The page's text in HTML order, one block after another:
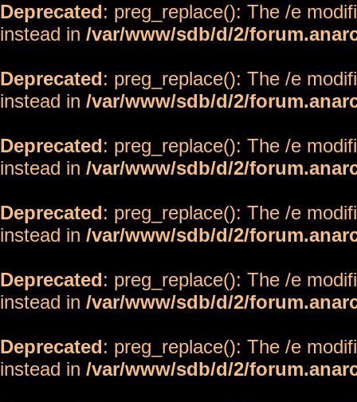
Deprecated: preg_replace(): The /e
instead in /var/www/sdb/d/2/
Deprecated: preg_replace(): The /e
instead in /var/www/sdb/d/2/
Deprecated: preg_replace(): The /e
instead in /var/www/sdb/d/2/
Deprecated: preg_replace(): The /e
instead in /var/www/sdb/d/2/
Deprecated: preg_replace(): The /e
instead in /var/www/sdb/d/2/
Deprecated: preg_replace(): The /e
instead in /var/www/sdb/d/2/